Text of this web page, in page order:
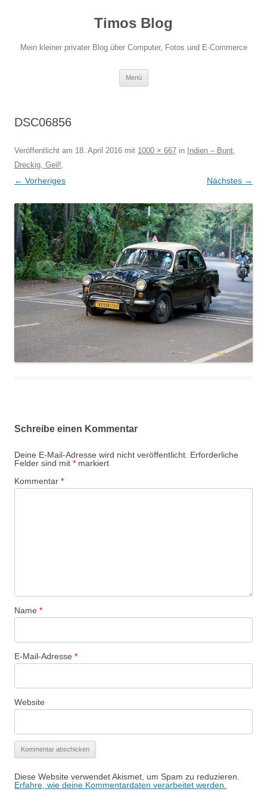
Timos Blog
Mein kleiner privater Blog über Computer, Fotos und E-Commerce
Menü
DSC06856
Veröffentlicht am 18. April 2016 mit 1000 × 667 in Indien – Bunt,
Dreckig, Geil!.
← Vorheriges Nächstes →
Schreibe einen Kommentar
Deine E-Mail-Adresse wird nicht veröffentlicht. Erforderliche
Felder sind mit * markiert
Kommentar *
Name *
E-Mail-Adresse *
Website
Diese Website verwendet Akismet, um Spam zu reduzieren.
Erfahre, wie deine Kommentardaten verarbeitet werden.